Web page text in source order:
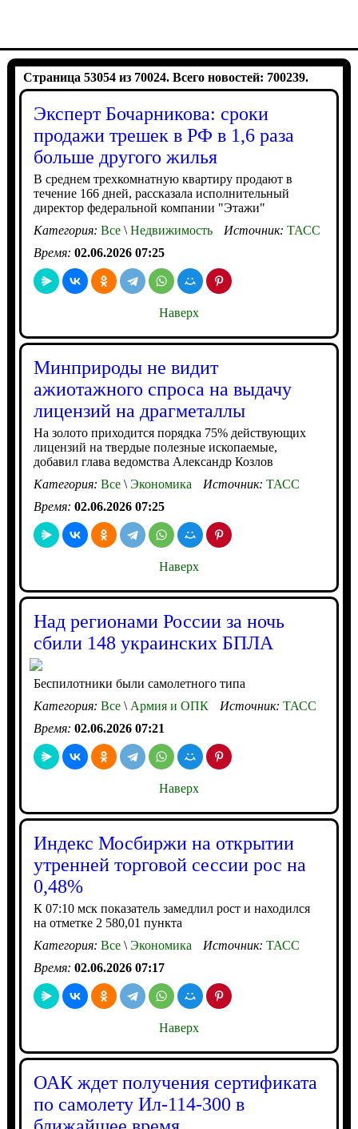
Страница 53054 из 70024. Всего новостей: 700239.
Эксперт Бочарникова: сроки
продажи трешек в РФ в 1,6 раза
больше другого жилья
В среднем трехкомнатную квартиру продают в
течение 166 дней, рассказала исполнительный
директор федеральной компании "Этажи"
Категория: Все\Недвижимость Источник: ТАСС
Время: 02.06.2026 07:25
Наверх
Минприроды не видит
ажиотажного спроса на выдачу
лицензий на драгметаллы
На золото приходится порядка 75% действующих
лицензий на твердые полезные ископаемые,
добавил глава ведомства Александр Козлов
Категория: Все\Экономика Источник: ТАСС
Время: 02.06.2026 07:25
Наверх
Над регионами России за ночь
сбили 148 украинских БПЛА
Беспилотники были самолетного типа
Категория: Все\Армия и ОПК Источник: ТАСС
Время: 02.06.2026 07:21
Наверх
Индекс Мосбиржи на открытии
утренней торговой сессии рос на
0,48%
К 07:10 мск показатель замедлил рост и находился
на отметке 2 580,01 пункта
Категория: Все\Экономика Источник: ТАСС
Время: 02.06.2026 07:17
Наверх
ОАК ждет получения сертификата
по самолету Ил-114-300 в